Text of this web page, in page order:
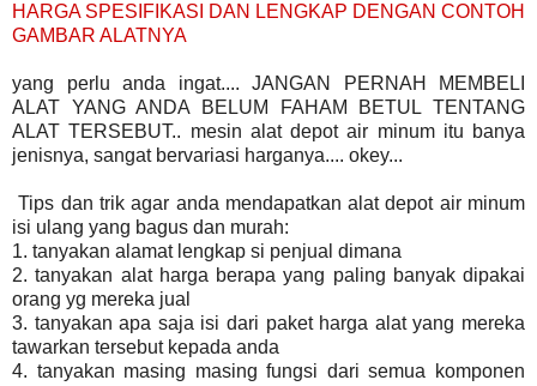
HARGA SPESIFIKASI DAN LENGKAP DENGAN CONTOH
GAMBAR ALATNYA
yang perlu anda ingat.... JANGAN PERNAH MEMBELI
ALAT YANG ANDA BELUM FAHAM BETUL TENTANG
ALAT TERSEBUT.. mesin alat depot air minum itu banya
jenisnya, sangat bervariasi harganya.... okey...
Tips dan trik agar anda mendapatkan alat depot air minum
isi ulang yang bagus dan murah:
1. tanyakan alamat lengkap si penjual dimana
2. tanyakan alat harga berapa yang paling banyak dipakai
orang yg mereka jual
3. tanyakan apa saja isi dari paket harga alat yang mereka
tawarkan tersebut kepada anda
4. tanyakan masing masing fungsi dari semua komponen